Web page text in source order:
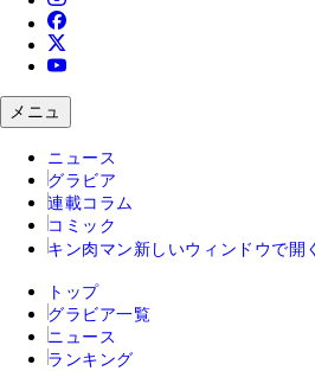
メニュ
ニュース
グラビア
連載コラム
コミック
キン肉マン 新しいウィンドウで開く
トップ
グラビア一覧
ニュース
ランキング